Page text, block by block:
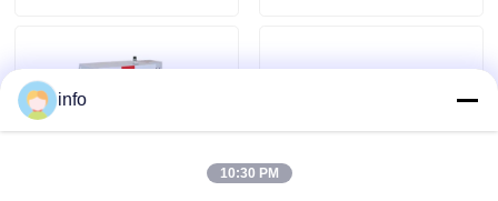
Prensa-freio
Máquina da tesoura do feixe do balanço
info
10:30 PM